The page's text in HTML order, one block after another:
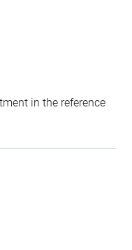
in the reference